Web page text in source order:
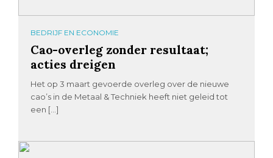
BEDRIJF EN ECONOMIE
Cao-overleg zonder resultaat;
acties dreigen
Het op 3 maart gevoerde overleg over de nieuwe
cao’s in de Metaal & Techniek heeft niet geleid tot
een […]